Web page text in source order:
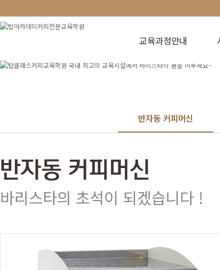
교육과정안내
반자동 커피머신
바리스타의 초석이 되겠습니다 !